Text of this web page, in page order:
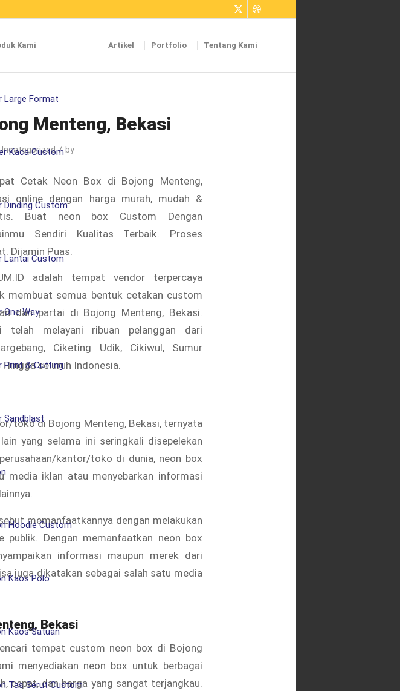
Kami
Large Format
Kaca Custom
Dinding Custom
Lantai Custom
One Way
Print & Cutting
Sandblast
Hoodie Custom
Kaos Polo
Kaos Satuan
Tas Serut Custom
Artikel Portfolio Tentang Kami
Menteng, Bekasi
/ by
Cetak Neon Box di Bojong Menteng,
online dengan harga murah, mudah &
Buat neon box Custom Dengan
Sendiri Kualitas Terbaik. Proses
Dijamin Puas.
adalah tempat vendor terpercaya
membuat semua bentuk cetakan custom
dan partai di Bojong Menteng, Bekasi.
telah melayani ribuan pelanggan dari
Ciketing Udik, Cikiwul, Sumur
Hingga seluruh Indonesia.
toko di Bojong Menteng, Bekasi, ternyata
yang selama ini seringkali disepelekan
kantor/toko di dunia, neon box
media iklan atau menyebarkan informasi
memanfaatkannya dengan melakukan
publik. Dengan memanfaatkan neon box
informasi maupun merek dari
juga dikatakan sebagai salah satu media
Bekasi
tempat custom neon box di Bojong
menyediakan neon box untuk berbagai
cepat, dan harga yang sangat terjangkau.